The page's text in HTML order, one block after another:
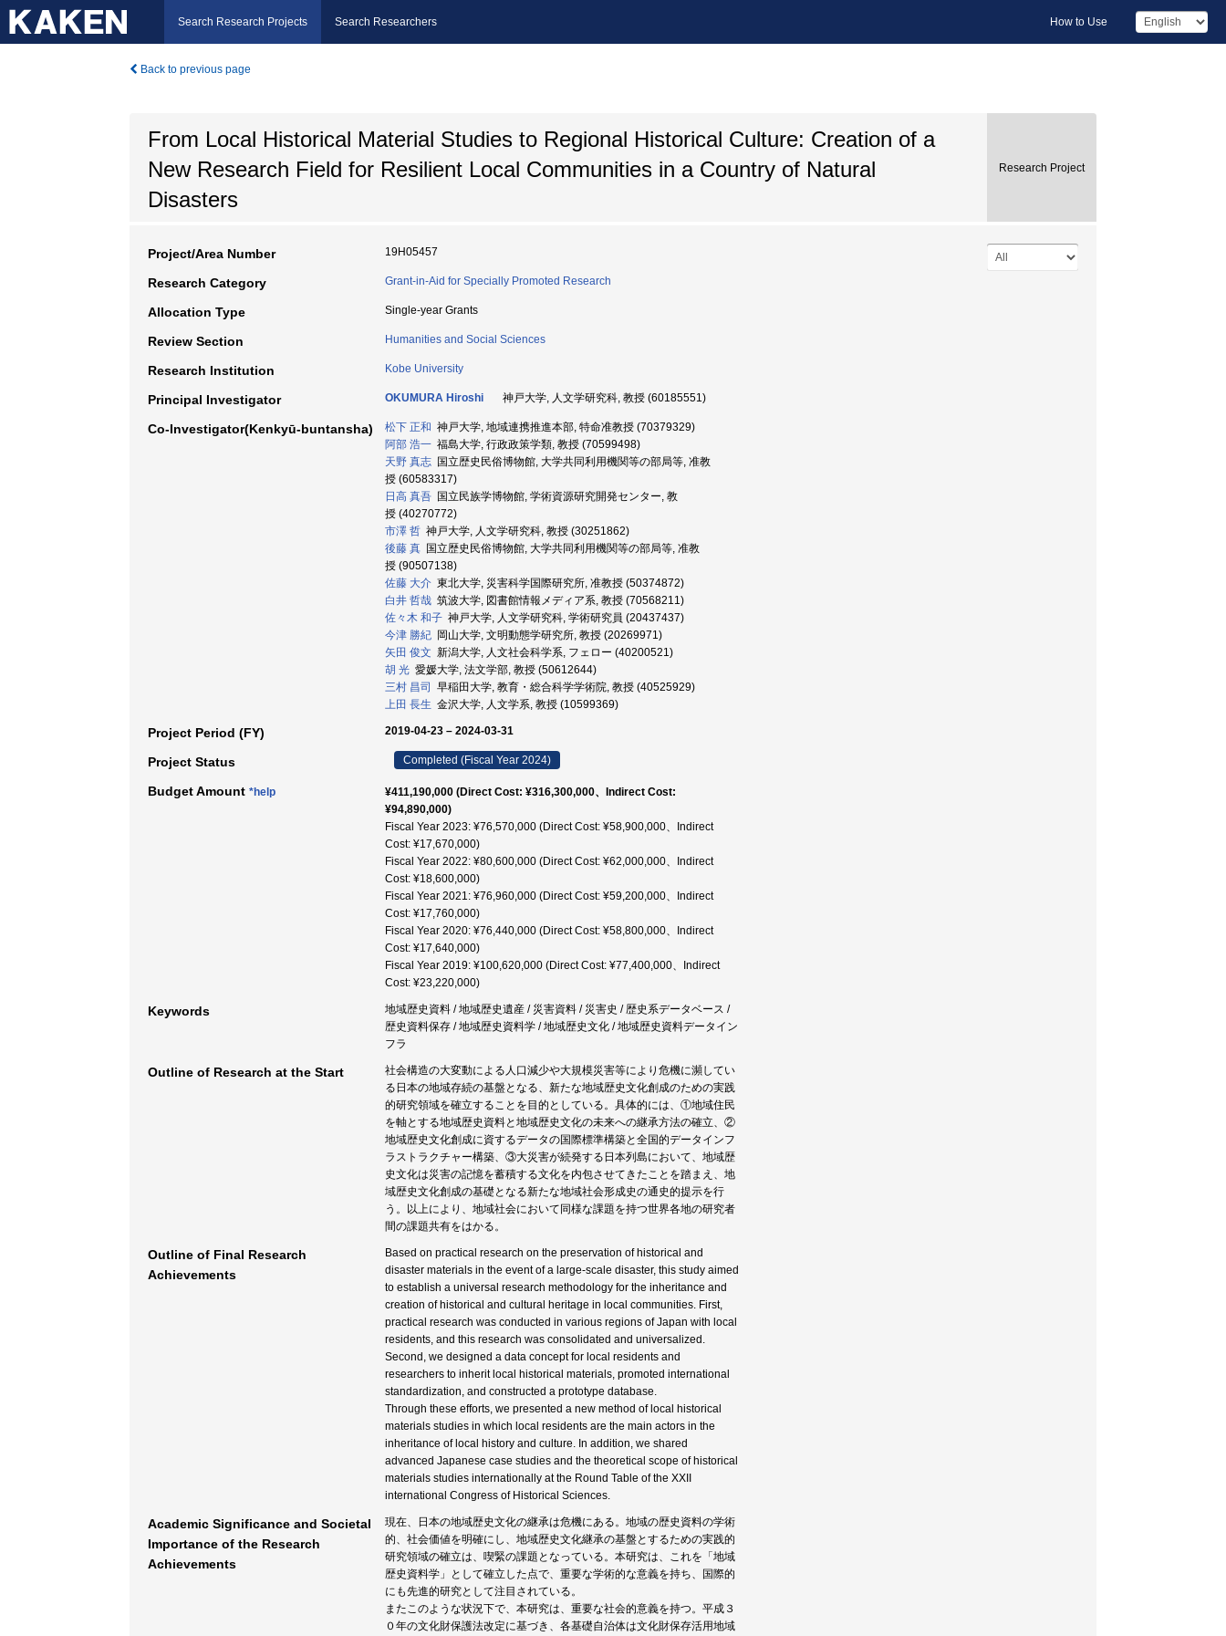
Search Research Projects Search Researchers How to Use
Back to previous page
From Local Historical Material Studies to Regional Historical Culture: Creation of a
New Research Field for Resilient Local Communities in a Country of Natural
Disasters
Research Project
Project/Area Number 19H05457
Research Category Grant-in-Aid for Specially Promoted Research
Allocation Type Single-year Grants
Review Section Humanities and Social Sciences
Research Institution Kobe University
Principal Investigator OKUMURA Hiroshi 神戸大学, 人文学研究科, 教授 (60185551)
Co-Investigator(Kenkyū-buntansha) 松下 正和 神戸大学, 地域連携推進本部, 特命准教授 (70379329)
阿部 浩一 福島大学, 行政政策学類, 教授 (70599498)
天野 真志 国立歴史民俗博物館, 大学共同利用機関等の部局等, 准教
授 (60583317)
日高 真吾 国立民族学博物館, 学術資源研究開発センター, 教
授 (40270772)
市澤 哲 神戸大学, 人文学研究科, 教授 (30251862)
後藤 真 国立歴史民俗博物館, 大学共同利用機関等の部局等, 准教
授 (90507138)
佐藤 大介 東北大学, 災害科学国際研究所, 准教授 (50374872)
白井 哲哉 筑波大学, 図書館情報メディア系, 教授 (70568211)
佐々木 和子 神戸大学, 人文学研究科, 学術研究員 (20437437)
今津 勝紀 岡山大学, 文明動態学研究所, 教授 (20269971)
矢田 俊文 新潟大学, 人文社会科学系, フェロー (40200521)
胡 光 愛媛大学, 法文学部, 教授 (50612644)
三村 昌司
早稲田大学, 教育・総合科学学術院, 教授 (40525929)
上田 長生 金沢大学, 人文学系, 教授 (10599369)
Project Period (FY) 2019-04-23 – 2024-03-31
Project Status Completed (Fiscal Year 2024)
Budget Amount *help
¥411,190,000 (Direct Cost: ¥316,300,000、Indirect Cost:
¥94,890,000)
Fiscal Year 2023: ¥76,570,000 (Direct Cost: ¥58,900,000、Indirect
Cost: ¥17,670,000)
Fiscal Year 2022: ¥80,600,000 (Direct Cost: ¥62,000,000、Indirect
Cost: ¥18,600,000)
Fiscal Year 2021: ¥76,960,000 (Direct Cost: ¥59,200,000、Indirect
Cost: ¥17,760,000)
Fiscal Year 2020: ¥76,440,000 (Direct Cost: ¥58,800,000、Indirect
Cost: ¥17,640,000)
Fiscal Year 2019: ¥100,620,000 (Direct Cost: ¥77,400,000、Indirect
Cost: ¥23,220,000)
Keywords
地域歴史資料 / 地域歴史遺産 / 災害資料 / 災害史 / 歴史系データベース /
歴史資料保存 / 地域歴史資料学 / 地域歴史文化 / 地域歴史資料データイン
フラ
Outline of Research at the Start
社会構造の大変動による人口減少や大規模災害等により危機に瀕してい
る日本の地域存続の基盤となる、新たな地域歴史文化創成のための実践
的研究領域を確立することを目的としている。具体的には、①地域住民
を軸とする地域歴史資料と地域歴史文化の未来への継承方法の確立、②
地域歴史文化創成に資するデータの国際標準構築と全国的データインフ
ラストラクチャー構築、③大災害が続発する日本列島において、地域歴
史文化は災害の記憶を蓄積する文化を内包させてきたことを踏まえ、地
域歴史文化創成の基礎となる新たな地域社会形成史の通史的提示を行
う。以上により、地域社会において同様な課題を持つ世界各地の研究者
間の課題共有をはかる。
Outline of Final Research
Achievements
Based on practical research on the preservation of historical and
disaster materials in the event of a large-scale disaster, this study aimed
to establish a universal research methodology for the inheritance and
creation of historical and cultural heritage in local communities. First,
practical research was conducted in various regions of Japan with local
residents, and this research was consolidated and universalized.
Second, we designed a data concept for local residents and
researchers to inherit local historical materials, promoted international
standardization, and constructed a prototype database.
Through these efforts, we presented a new method of local historical
materials studies in which local residents are the main actors in the
inheritance of local history and culture. In addition, we shared
advanced Japanese case studies and the theoretical scope of historical
materials studies internationally at the Round Table of the XXII
international Congress of Historical Sciences.
Academic Significance and Societal
Importance of the Research
Achievements
現在、日本の地域歴史文化の継承は危機にある。地域の歴史資料の学術
的、社会価値を明確にし、地域歴史文化継承の基盤とするための実践的
研究領域の確立は、喫緊の課題となっている。本研究は、これを「地域
歴史資料学」として確立した点で、重要な学術的な意義を持ち、国際的
にも先進的研究として注目されている。
またこのような状況下で、本研究は、重要な社会的意義を持つ。平成３
０年の文化財保護法改定に基づき、各基礎自治体は文化財保存活用地域